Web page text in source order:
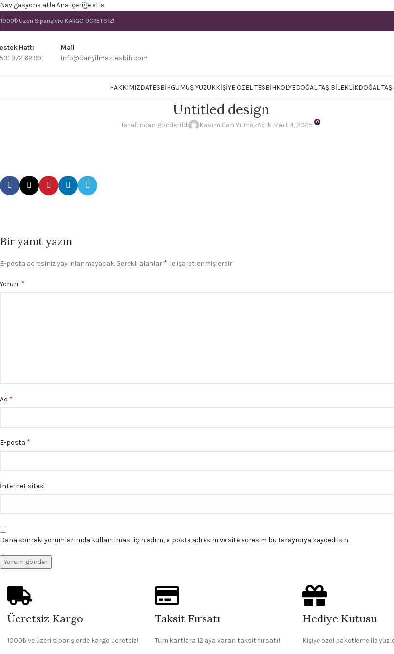
Navigasyona atla Ana içeriğe atla
1000₺ Üzeri Siparişlere KARGO ÜCRETSİZ!
Hattı
972 62 99
Mail
info@canyilmaztesbih.com
HAKKIMIZDATESBIHGÜMÜŞ YÜZÜKKIŞIYE ÖZEL TESBIHKOLYEDOĞAL TAŞ BILEKLIKDOĞAL TAŞ
Untitled design
Tarafından gönderildi Kasım Can YılmazAçık Mart 4, 2025 0
Bir yanıt yazın
E-posta adresiniz yayınlanmayacak. Gerekli alanlar * ile işaretlenmişlerdir
Yorum *
Ad *
E-posta *
İnternet sitesi
Daha sonraki yorumlarımda kullanılması için adım, e-posta adresim ve site adresim bu tarayıcıya kaydedilsin.
Ücretsiz Kargo
1000₺ ve üzeri siparişlerde kargo ücretsiz!
Taksit Fırsatı
Tüm kartlara 12 aya varan taksit fırsatı!
Hediye Kutusu
Kişiye özel paketleme ile